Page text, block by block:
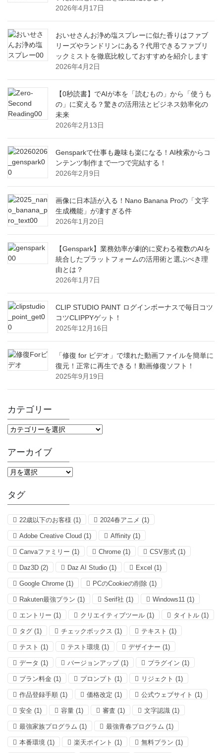
2026年4月17日
おいせさんお浄め塩スプレーに似た香りはファブ
リーズやランドリンにある？代用できるファブリ
ックミストを徹底比較しておすすめを紹介します
2026年4月2日
【0秒読書】でAIが本を「読むもの」から「使うも
の」に変える？驚きの活用法とビジネス効率化の
未来
2026年2月13日
Gensparkで仕事も趣味も楽になる！AI検索からコ
ンテンツ制作まで一つで完結する！
2026年2月9日
画像に日本語が入る！Nano Banana Proの「文字
生成機能」が凄すぎる件
2026年1月20日
【Genspark】業務効率が劇的に変わる複数のAIを
統合したプラットフォームの活用術と選ぶべき理
由とは？
2026年1月7日
CLIP STUDIO PAINT ログインボーナスで毎日コツ
コツCLIPPYゲット！
2025年12月16日
「修復 for ビデオ」で壊れた動画ファイルを簡単に
復元！正常に再生できる！動画修復ソフト！
2025年9月19日
カテゴリー
カ
テ
リ
ー
アーカイブ
ア
ー
イ
タグ
22歳以下のお客様 (1) 2024春アニメ (1)
Adobe Creative Cloud (1) Affinity (1)
Canvaファミリー (1) Chrome (1) CSV形式 (1)
Daz3D (2) Daz AI Studio (1) Excel (1)
Google Chrome (1) PCのCookieの削除 (1)
Rakuten最強プラン (1) Serif社 (1) Windows11 (1)
エントリー (1) クリエイティブツール (1) タイトル (1)
タグ (1) チェックボックス (1) テキスト (1)
テスト (1) テスト環境 (1) デザイナー (1)
データ (1) バージョンアップ(1) プラグイン (1)
プラン料金 (1) プロンプト (1) リジェクト (1)
作品登録手順 (1) 価格改定 (1) 公式ウェブサイト (1)
安全 (1) 容量 (1) 審査 (1) 文字認識 (1)
最強家族プログラム (1) 最強青春プログラム (1)
本番環境 (1) 楽天ポイント (1) 無料プラン (1)